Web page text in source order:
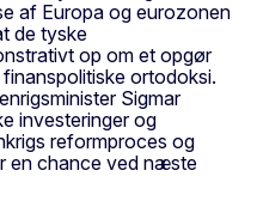
af Europa og eurozonen
de tyske
op om et opgør
ortodoksi.
Sigmar
investeringer og
reformproces og
en chance ved næste